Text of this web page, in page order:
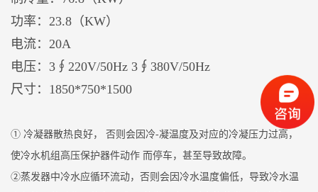
功率：23.8（KW）
电流：20A
电压：3∮220V/50Hz 3∮380V/50Hz
尺寸：1850*750*1500
① 冷凝器散热良好， 否则会因冷-凝温度及对应的冷凝压力过高，
使冷水机组高压保护器件动作 而停车，甚至导致故障。
②蒸发器中冷水应循环流动，否则会因冷水温度偏低，导致冷水温